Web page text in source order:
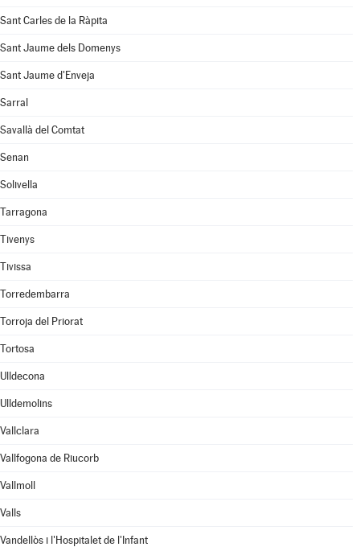
Sant Carles de la Ràpita
Sant Jaume dels Domenys
Sant Jaume d'Enveja
Sarral
Savallà del Comtat
Senan
Solivella
Tarragona
Tivenys
Tivissa
Torredembarra
Torroja del Priorat
Tortosa
Ulldecona
Ulldemolins
Vallclara
Vallfogona de Riucorb
Vallmoll
Valls
Vandellòs i l'Hospitalet de l'Infant